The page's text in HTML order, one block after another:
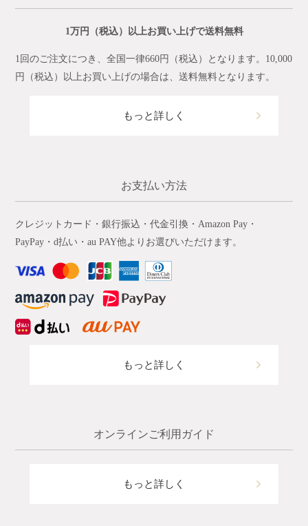
1万円（税込）以上お買い上げで送料無料
1回のご注文につき、全国一律660円（税込）となります。10,000
円（税込）以上お買い上げの場合は、送料無料となります。
もっと詳しく
お支払い方法
クレジットカード・銀行振込・代金引換・Amazon Pay・
PayPay・d払い・au PAY他よりお選びいただけます。
もっと詳しく
オンラインご利用ガイド
もっと詳しく